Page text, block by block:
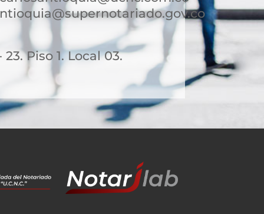
Piso 1. Local 03.